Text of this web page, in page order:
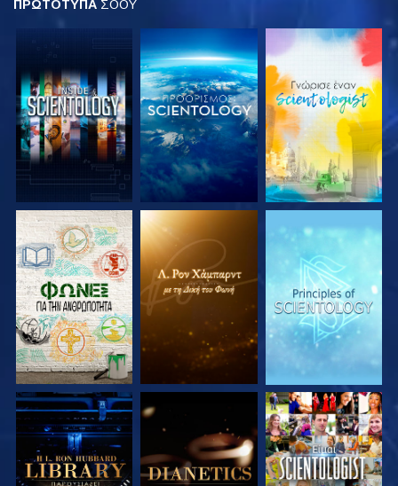
ΠΡΩΤΟΤΥΠΑ ΣΟΟΥ
ΕΞΕΡΕΥΝΗΣΤΕ ΤΗ
ΣΕΙΡΑ
ΕΞΕΡΕΥΝΗΣΤΕ ΤΗ
ΣΕΙΡΑ
ΕΞΕΡΕΥΝΗΣΤΕ ΤΗ
ΣΕΙΡΑ
ΕΞΕΡΕΥΝΗΣΤΕ ΤΗ
ΣΕΙΡΑ
ΕΞΕΡΕΥΝΗΣΤΕ ΤΗ
ΣΕΙΡΑ
ΠΑΡΑΚΟΛΟΥΘΗΣΤΕ